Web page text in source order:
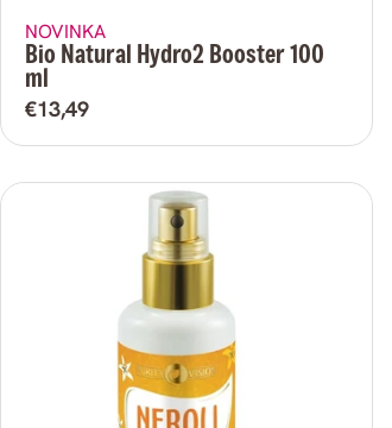
NOVINKA
Bio Natural Hydro2 Booster 100
ml
Bežná
cena
€13,49